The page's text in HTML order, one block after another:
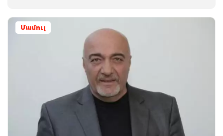
Մամուլ